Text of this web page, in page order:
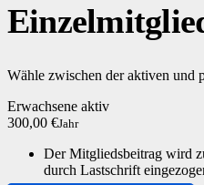
Wähle zwischen der aktiven und
Erwachsene aktiv
300,00 €Jahr
Der Mitgliedsbeitrag wird
durch Lastschrift